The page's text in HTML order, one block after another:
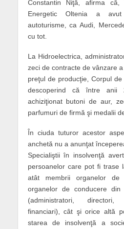
Constantin Niţă, afirma că,
Energetic Oltenia a
autoturisme, ca Audi,
cu tot.
La Hidroelectrica,
zeci de contracte de vânzare
preţul de producţie, Corpul
descoperind că între
achiziţionat butoni de aur,
parfumuri de firmă şi medalii
În ciuda tuturor acestor
anchetă nu a anunţat
Specialiştii în insolvenţă
persoanelor care pot fi trase
atât membrii organelor
organelor de conducere
(administratori,
financiari), cât şi orice altă
starea de insolvenţă a